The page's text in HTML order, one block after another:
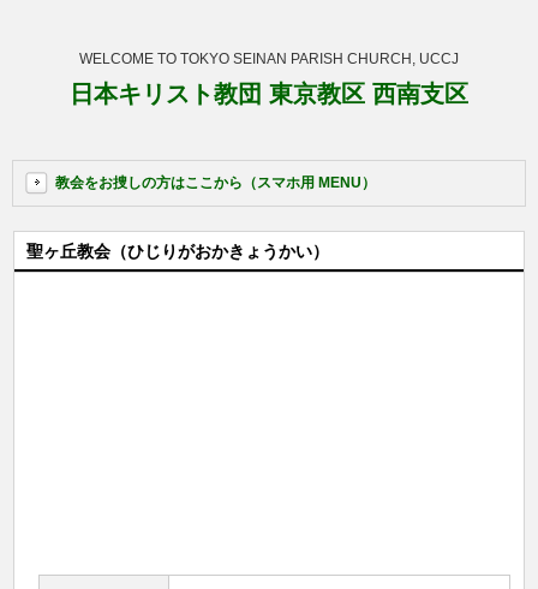
WELCOME TO TOKYO SEINAN PARISH CHURCH, UCCJ
日本キリスト教団 東京教区 西南支区
教会をお捜しの方はここから（スマホ用 MENU）
聖ヶ丘教会（ひじりがおかきょうかい）